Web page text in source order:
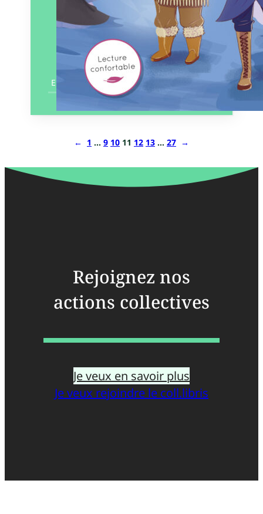
En savoir plus
← 1 … 9 10 11 12 13 … 27 →
Rejoignez nos
actions collectives
Je veux en savoir plus
Je veux rejoindre le coll.libris